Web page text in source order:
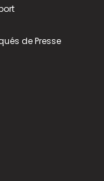
de Presse